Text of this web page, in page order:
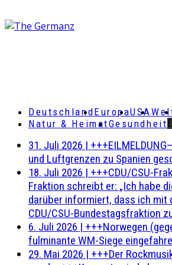
DeutschlandEuropaUSA
Natur & HeimatGesundheit
31. Juli 2026 |
und Luftgrenzen zu Spanien
18. Juli 2026 | +++CDU/CSU-
Fraktion schreibt er: „Ich habe
darüber informiert, dass ich mit
CDU/CSU-Bundestagsfraktion
6. Juli 2026 | +++Norwegen
fulminante WM-Siege
29. Mai 2026 | +++Der